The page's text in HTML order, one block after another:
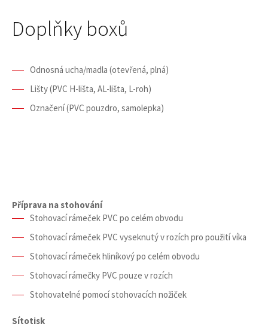
Doplňky boxů
Odnosná ucha/madla (otevřená, plná)
Lišty (PVC H-lišta, AL-lišta, L-roh)
Označení (PVC pouzdro, samolepka)
Příprava na stohování
Stohovací rámeček PVC po celém obvodu
Stohovací rámeček PVC vyseknutý v rozích pro použití víka
Stohovací rámeček hliníkový po celém obvodu
Stohovací rámečky PVC pouze v rozích
Stohovatelné pomocí stohovacích nožiček
Sítotisk